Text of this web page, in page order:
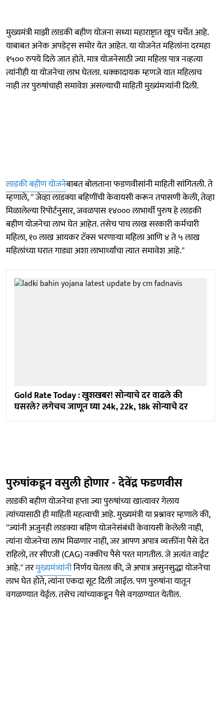
मुख्यमंत्री माझी लाडकी बहीण योजना सध्या महाराष्ट्रात खूप चर्चेत आहे.
याबाबत अनेक अपडेट्स समोर येत आहेत. या योजनेत महिलांना दरमहा
१५०० रुपये दिले जात होते. मात्र योजनेसाठी ज्या महिला पात्र नव्हत्या
त्यांनीही या योजनेचा लाभ घेतला. धक्कादायक म्हणजे यात महिलाच
नाही तर पुरुषांचाही समावेश असल्याची माहिती मुख्यंमत्र्यांनी दिली.
लाडकी बहीण योजनेबाबत बोलताना फडणवीसांनी माहिती सांगितली. ते
म्हणाले, '' जेव्हा लाडक्या बहिणींची केवायसी करून तपासणी केली, तेव्हा
मिळालेल्या रिपोर्टनुसार, जवळपास १४००० लाभार्थी पुरुष हे लाडकी
बहीण योजनेचा लाभ घेत आहेत. तसेच पाच लाख सरकारी कर्मचारी
महिला, १० लाख आयकर टॅक्स भरणाऱ्या महिला आणि ४ ते ५ लाख
महिलांच्या घरात गाड्या अशा लाभार्थ्यांचा त्यात समावेश आहे.''
Gold Rate Today : खुशखबर! सोन्याचे दर वाढले की
घसरले? लगेचच जाणून घ्या 24k, 22k, 18k सोन्याचे दर
पुरुषांकडून वसुली होणार - देवेंद्र फडणवीस
लाडकी बहीण योजनेचा हप्ता ज्या पुरुषांच्या खात्यावर गेलाय
त्यांच्यासाठी ही माहिती महत्वाची आहे. मुख्यमंत्री या प्रश्नावर म्हणाले की,
''ज्यांनी अजुनही लाडक्या बहिण योजनेसंबंधी केवायसी केलेली नाही,
त्यांना योजनेचा लाभ मिळणार नाही, जर आपण अपात्र व्यक्तींना पैसे देत
राहिलो, तर सीएजी (CAG) नक्कीच पैसे परत मागतील. जे अत्यंत वाईट
आहे.'' तरमुख्यमंत्र्यांनीनिर्णय घेतला की, जे अपात्र असुनसुद्धा योजनेचा
लाभ घेत होते, त्यांना एकदा सूट दिली जाईल. पण पुरुषांना यातून
वगळण्यात येईल. तसेच त्यांच्याकडून पैसे वगळण्यात येतील.